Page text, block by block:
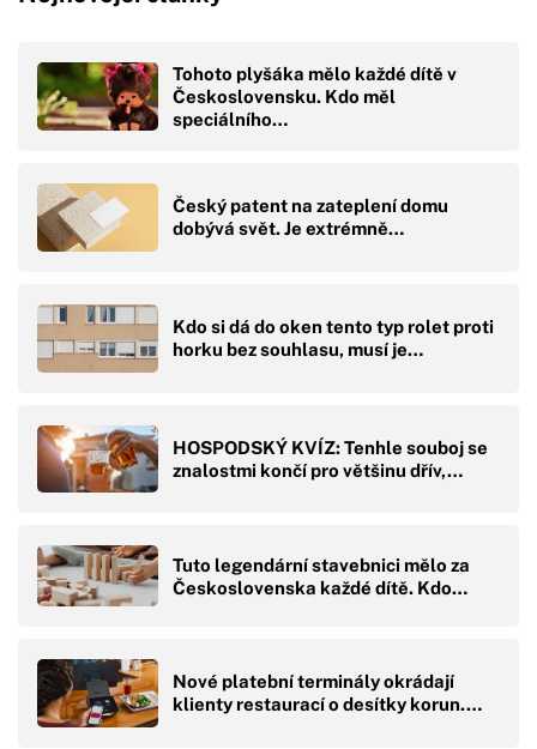
Tohoto plyšáka mělo každé dítě v
Československu. Kdo měl
speciálního…
Český patent na zateplení domu
dobývá svět. Je extrémně…
Kdo si dá do oken tento typ rolet proti
horku bez souhlasu, musí je…
HOSPODSKÝ KVÍZ: Tenhle souboj se
znalostmi končí pro většinu dřív,…
Tuto legendární stavebnici mělo za
Československa každé dítě. Kdo…
Nové platební terminály okrádají
klienty restaurací o desítky korun.…